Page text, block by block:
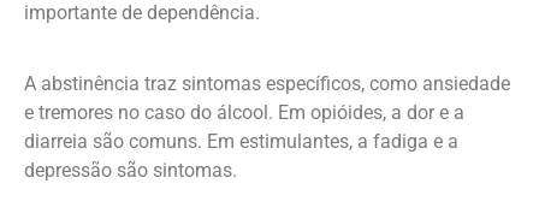
importante de dependência.
A abstinência traz sintomas específicos, como ansiedade
e tremores no caso do álcool. Em opióides, a dor e a
diarreia são comuns. Em estimulantes, a fadiga e a
depressão são sintomas.